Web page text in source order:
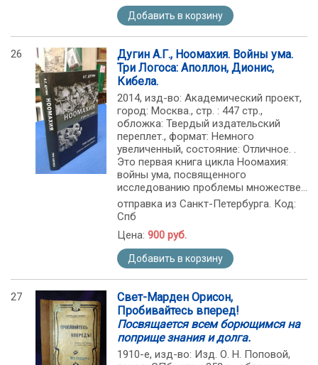
Добавить в корзину
26
Дугин А.Г., Ноомахия. Войны ума.
Три Логоса: Аполлон, Дионис,
Кибела.
2014, изд-во: Академический проект,
город: Москва., стр. : 447 стр.,
обложка: Твердый издательский
переплет., формат: Немного
увеличенный, состояние: Отличное. .
Это первая книга цикла Ноомахия:
войны ума, посвященного
исследованию проблемы множестве...
отправка из Санкт-Петербурга. Код:
Спб
Цена: 900 руб.
Добавить в корзину
27
Свет-Марден Орисон,
Пробивайтесь вперед!
Посвящается всем борющимся на
поприще знания и долга.
1910-е, изд-во: Изд. О. Н. Поповой,